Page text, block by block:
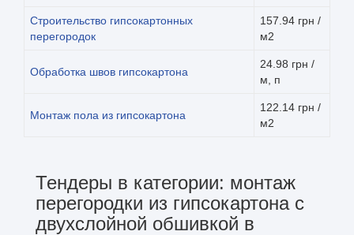
Строительство гипсокартонных
перегородок
157.94 грн /
м2
Обработка швов гипсокартона
24.98 грн /
м, п
Монтаж пола из гипсокартона
122.14 грн /
м2
Тендеры в категории: монтаж
перегородки из гипсокартона с
двухслойной обшивкой в